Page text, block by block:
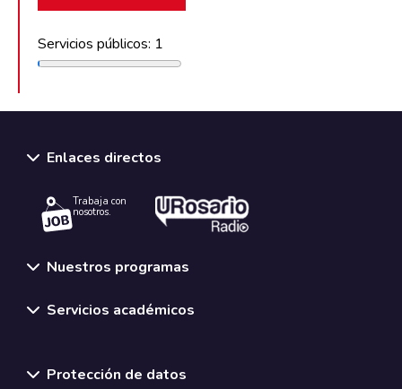
Servicios públicos: 1
Enlaces directos
Trabaja con
nosotros.
Nuestros programas
Servicios académicos
Protección de datos